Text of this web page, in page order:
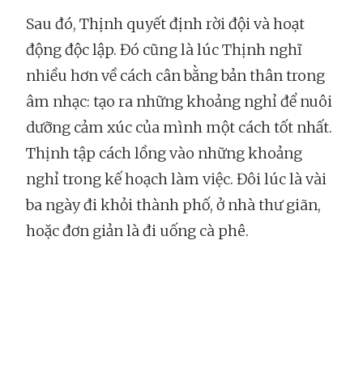
Sau đó, Thịnh quyết định rời đội và hoạt
động độc lập. Đó cũng là lúc Thịnh nghĩ
nhiều hơn về cách cân bằng bản thân trong
âm nhạc: tạo ra những khoảng nghỉ để nuôi
dưỡng cảm xúc của mình một cách tốt nhất.
Thịnh tập cách lồng vào những khoảng
nghỉ trong kế hoạch làm việc. Đôi lúc là vài
ba ngày đi khỏi thành phố, ở nhà thư giãn,
hoặc đơn giản là đi uống cà phê.